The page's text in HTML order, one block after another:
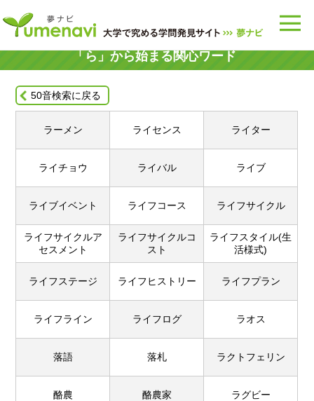
「ら」 から始まる関心ワード
50音検索に戻る
ラーメン ライセンス ライター
ライチョウ ライバル ライブ
ライブイベント ライフコース ライフサイクル
ライフサイクルア
セスメント
ライフサイクルコ
スト
ライフスタイル(生
活様式)
ライフステージ ライフヒストリー ライフプラン
ライフライン ライフログ ラオス
落語 落札 ラクトフェリン
酪農 酪農家 ラグビー